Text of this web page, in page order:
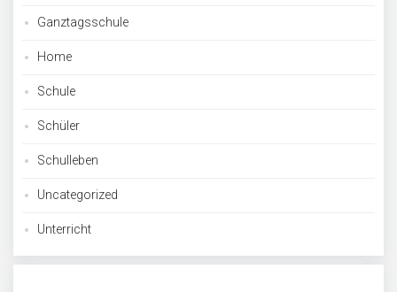
Ganztagsschule
Home
Schule
Schüler
Schulleben
Uncategorized
Unterricht